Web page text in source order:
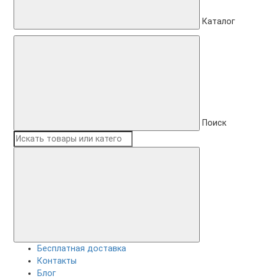
Каталог
Поиск
Бесплатная доставка
Контакты
Блог